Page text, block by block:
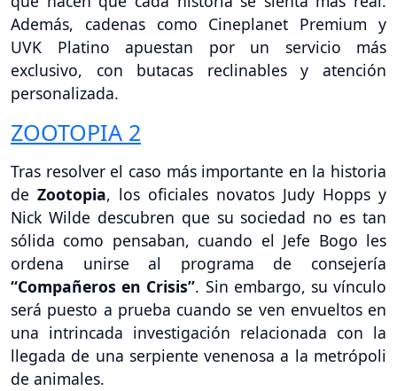
Además, cadenas como Cineplanet Premium y
UVK Platino apuestan por un servicio más
exclusivo, con butacas reclinables y atención
personalizada.
ZOOTOPIA 2
Tras resolver el caso más importante en la historia
de Zootopia, los oficiales novatos Judy Hopps y
Nick Wilde descubren que su sociedad no es tan
sólida como pensaban, cuando el Jefe Bogo les
ordena unirse al programa de consejería
“Compañeros en Crisis”. Sin embargo, su vínculo
será puesto a prueba cuando se ven envueltos en
una intrincada investigación relacionada con la
llegada de una serpiente venenosa a la metrópoli
de animales.